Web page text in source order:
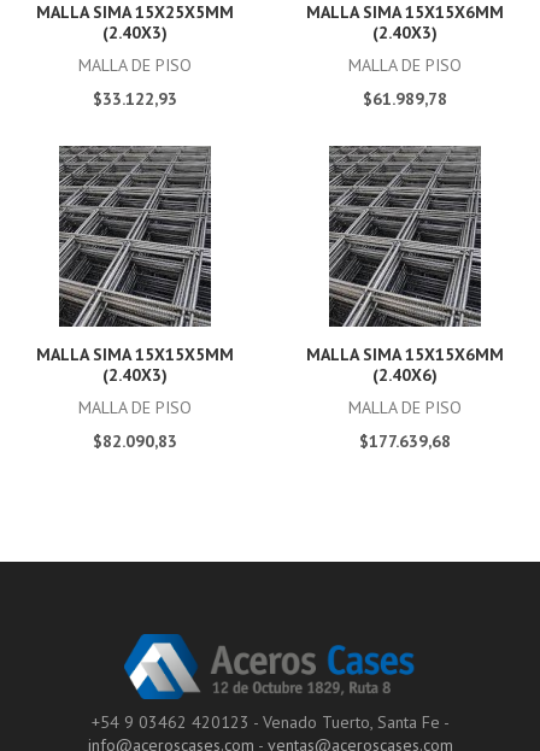
MALLA SIMA 15X25X5MM
(2.40X3)
MALLA DE PISO
$33.122,93
MALLA SIMA 15X15X6MM
(2.40X3)
MALLA DE PISO
$61.989,78
MALLA SIMA 15X15X5MM
(2.40X3)
MALLA DE PISO
$82.090,83
MALLA SIMA 15X15X6MM
(2.40X6)
MALLA DE PISO
$177.639,68
+54 9 03462 420123 - Venado Tuerto, Santa Fe -
info@aceroscases.com - ventas@aceroscases.com